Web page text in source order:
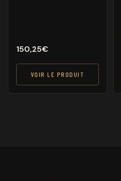
150,25€
VOIR LE PRODUIT